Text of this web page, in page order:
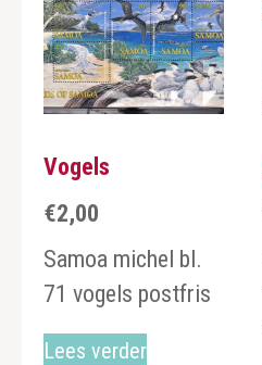
Vogels
€2,00
Samoa michel bl.
71 vogels postfris
Lees verder